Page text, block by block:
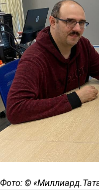
Фото: ©